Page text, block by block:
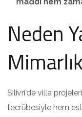
Neden
Silivri’de villa
tecrübesiyle hem